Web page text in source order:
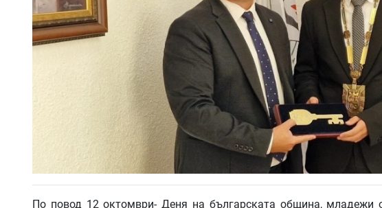
По повод 12 октомври- Деня на българската община, младежи